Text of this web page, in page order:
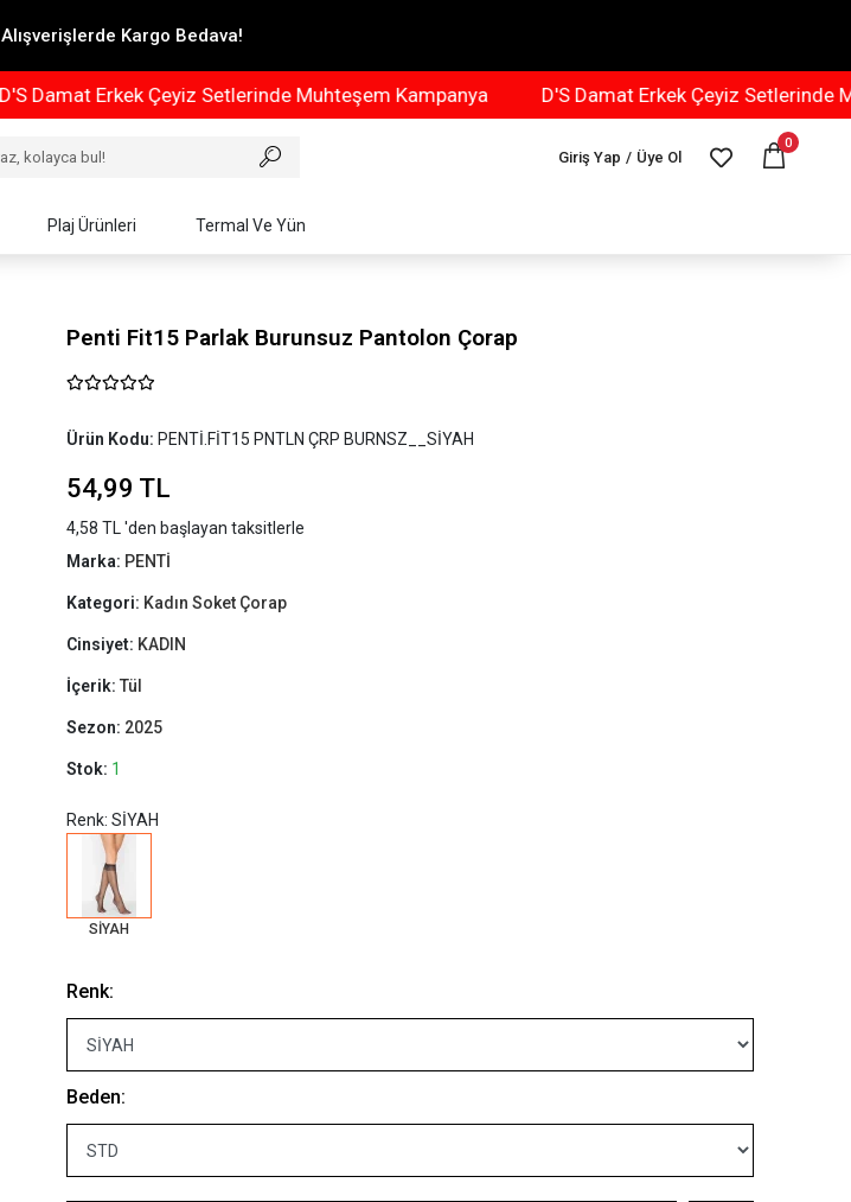
Kargo Bedava!
Erkek Çeyiz Setlerinde Muhteşem Kampanya D'S Damat Erkek Çeyiz Setlerinde
Giriş Yap / Üye Ol
0
Plaj Ürünleri Termal Ve Yün
Penti Fit15 Parlak Burunsuz Pantolon Çorap
Ürün Kodu: PENTİ.FİT15 PNTLN ÇRP BURNSZ__SİYAH
54,99 TL
4,58 TL 'den başlayan taksitlerle
Marka: PENTİ
Kategori: Kadın Soket Çorap
Cinsiyet: KADIN
İçerik: Tül
Sezon: 2025
Stok: 1
Renk: SİYAH
SİYAH
Renk:
Beden: